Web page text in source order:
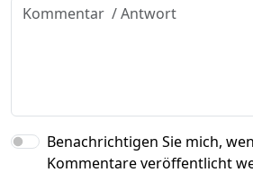
Benachrichtigen Sie mich,
Kommentare veröffentlicht